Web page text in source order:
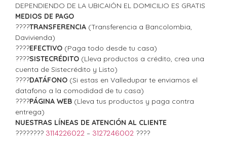
DEPENDIENDO DE LA UBICAIÓN EL DOMICILIO ES GRATIS
MEDIOS DE PAGO
????TRANSFERENCIA (Transferencia a Bancolombia,
Davivienda)
????EFECTIVO (Paga todo desde tu casa)
????SISTECRÉDITO (Lleva productos a crédito, crea una
cuenta de Sistecrédito y Listo)
????DATÁFONO (Si estas en Valledupar te enviamos el
datafono a la comodidad de tu casa)
????PÁGINA WEB (Lleva tus productos y paga contra
entrega)
NUESTRAS LÍNEAS DE ATENCIÓN AL CLIENTE
???????? 3114226022 – 3127246002 ????